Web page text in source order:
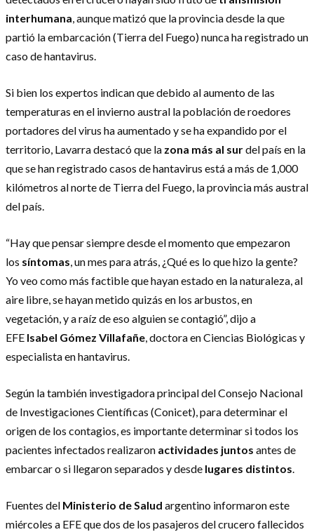
interhumana, aunque matizó que la provincia desde la que
partió la embarcación (Tierra del Fuego) nunca ha registrado un
caso de hantavirus.
Si bien los expertos indican que debido al aumento de las
temperaturas en el invierno austral la población de roedores
portadores del virus ha aumentado y se ha expandido por el
territorio, Lavarra destacó que la zona más al surdel país en la
que se han registrado casos de hantavirus está a más de 1,000
kilómetros al norte de Tierra del Fuego, la provincia más austral
del país.
“Hay que pensar siempre desde el momento que empezaron
los síntomas, un mes para atrás, ¿Qué es lo que hizo la gente?
Yo veo como más factible que hayan estado en la naturaleza, al
aire libre, se hayan metido quizás en los arbustos, en
vegetación, y a raíz de eso alguien se contagió”, dijo a
EFE Isabel Gómez Villafañe, doctora en Ciencias Biológicas y
especialista en hantavirus.
Según la también investigadora principal del Consejo Nacional
de Investigaciones Científicas (Conicet), para determinar el
origen de los contagios, es importante determinar si todos los
pacientes infectados realizaron actividades juntos antes de
embarcar o si llegaron separados y desde lugares distintos.
Fuentes del Ministerio de Salud argentino informaron este
miércoles a EFE que dos de los pasajeros del crucero fallecidos